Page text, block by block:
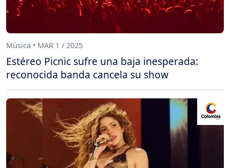
Música • MAR 1 / 2025
Estéreo Picnic sufre una baja inesperada:
reconocida banda cancela su show